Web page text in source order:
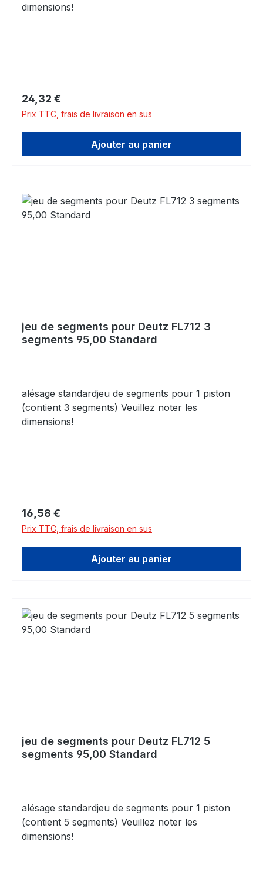
dimensions!
Prix régulier :
24,32 €
Prix TTC, frais de livraison en sus
Ajouter au panier
jeu de segments pour Deutz FL712 3
segments 95,00 Standard
alésage standardjeu de segments pour 1 piston
(contient 3 segments) Veuillez noter les
dimensions!
Prix régulier :
16,58 €
Prix TTC, frais de livraison en sus
Ajouter au panier
jeu de segments pour Deutz FL712 5
segments 95,00 Standard
alésage standardjeu de segments pour 1 piston
(contient 5 segments) Veuillez noter les
dimensions!